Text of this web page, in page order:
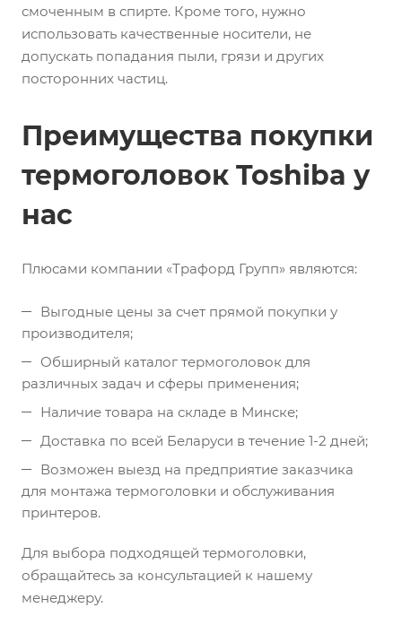
смоченным в спирте. Кроме того, нужно
использовать качественные носители, не
допускать попадания пыли, грязи и других
посторонних частиц.
Преимущества покупки
термоголовок Toshiba у
нас
Плюсами компании «Трафорд Групп» являются:
Выгодные цены за счет прямой покупки у
производителя;
Обширный каталог термоголовок для
различных задач и сферы применения;
Наличие товара на складе в Минске;
Доставка по всей Беларуси в течение 1-2 дней;
Возможен выезд на предприятие заказчика
для монтажа термоголовки и обслуживания
принтеров.
Для выбора подходящей термоголовки,
обращайтесь за консультацией к нашему
менеджеру.